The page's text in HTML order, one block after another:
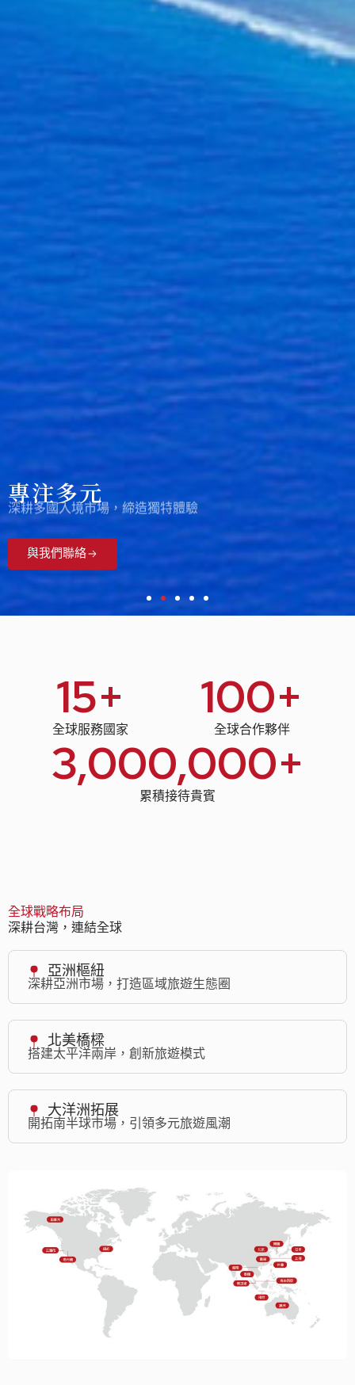
專注多元
深耕多國入境市場，締造獨特體驗
與我們聯絡
全球服務國家
15+
全球合作夥伴
100+
累積接待貴賓
3,000,000+
全球戰略布局
深耕台灣，連結全球
亞洲樞紐
深耕亞洲市場，打造區域旅遊生態圈
北美橋樑
搭建太平洋兩岸，創新旅遊模式
大洋洲拓展
開拓南半球市場，引領多元旅遊風潮